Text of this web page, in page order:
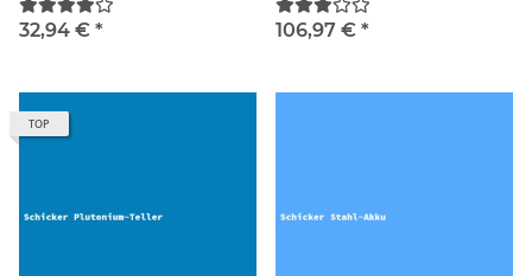
32,94 € * 106,97 € *
TOP